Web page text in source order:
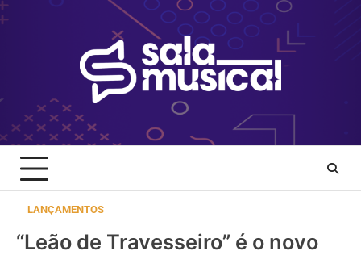
Skip
to
LANÇAMENTOS
“Leão de Travesseiro” é o novo